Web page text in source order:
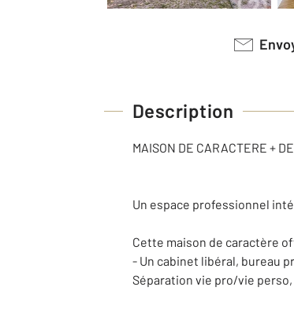
Description
MAISON DE CARACTERE +
Un espace professionnel
Cette maison de caractère
- Un cabinet libéral, bureau
Séparation vie pro/vie